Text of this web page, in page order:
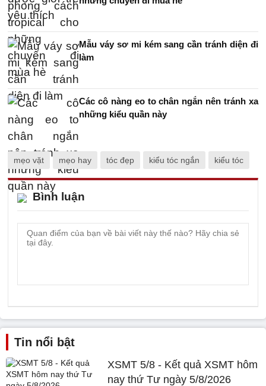
Mẫu váy sơ mi kém sang cần tránh diện đi
làm
Các cô nàng eo to chân ngắn nên tránh xa
những kiểu quần này
mẹo vặt mẹo hay tóc đẹp kiểu tóc ngắn kiểu tóc
Bình luận
Tin nổi bật
XSMT 5/8 - Kết quả XSMT hôm
nay thứ Tư ngày 5/8/2026